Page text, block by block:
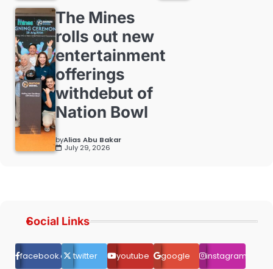
The Mines
rolls out new
entertainment
offerings
withdebut of
Nation Bowl
byAlias Abu Bakar
July 29, 2026
Social Links
facebook.comtwitter youtube google instagram